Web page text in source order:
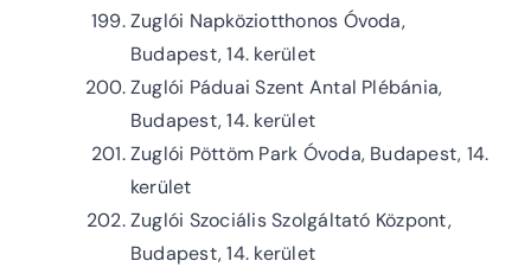
Zuglói Napköziotthonos Óvoda,
Budapest, 14. kerület
Zuglói Páduai Szent Antal Plébánia,
Budapest, 14. kerület
Zuglói Pöttöm Park Óvoda, Budapest, 14.
kerület
Zuglói Szociális Szolgáltató Központ,
Budapest, 14. kerület